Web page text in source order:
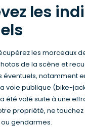
les
les morceaux
de la scène et
éventuels, notamment
voie publique (bike-
été volé suite à une
propriété, ne
gendarmes.